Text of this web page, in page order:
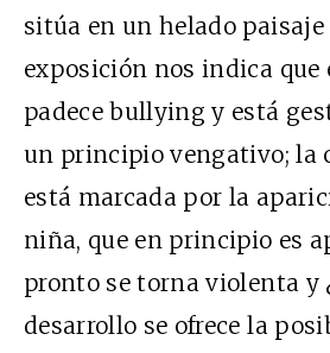
sitúa en un helado
exposición nos indica
padece bullying y está
un principio vengativo; la
está marcada por la
niña, que en principio es
pronto se torna violenta y
desarrollo se ofrece la